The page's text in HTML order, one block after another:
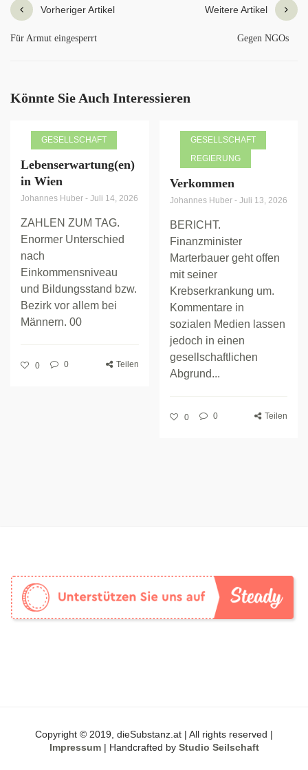
Vorheriger Artikel
Für Armut eingesperrt
Weitere Artikel
Gegen NGOs
Könnte Sie Auch Interessieren
GESELLSCHAFT
Lebenserwartung(en)
in Wien
Johannes Huber - Juli 14, 2026
ZAHLEN ZUM TAG.
Enormer Unterschied
nach
Einkommensniveau
und Bildungsstand bzw.
Bezirk vor allem bei
Männern. 00
0 0 Teilen
GESELLSCHAFT
REGIERUNG
Verkommen
Johannes Huber - Juli 13, 2026
BERICHT.
Finanzminister
Marterbauer geht offen
mit seiner
Krebserkrankung um.
Kommentare in
sozialen Medien lassen
jedoch in einen
gesellschaftlichen
Abgrund...
0 0 Teilen
Copyright © 2019, dieSubstanz.at | All rights reserved |
Impressum| Handcrafted by Studio Seilschaft